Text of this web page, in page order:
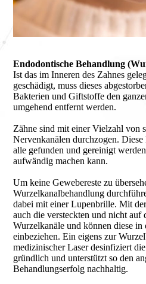
Endodontische Behandlung
Ist das im Inneren des Zahnes
geschädigt, muss dieses
Bakterien und Giftstoffe den
umgehend entfernt werden.
Zähne sind mit einer Vielzahl von
Nervenkanälen durchzogen.
alle gefunden und gereinigt
aufwändig machen kann.
Um keine Gewebereste zu
Wurzelkanalbehandlung
dabei mit einer Lupenbrille. Mit
auch die versteckten und nicht auf
Wurzelkanäle und können diese
einbeziehen. Ein eigens zur
medizinischer Laser desinfiziert
gründlich und unterstützt so den
Behandlungserfolg nachhaltig.